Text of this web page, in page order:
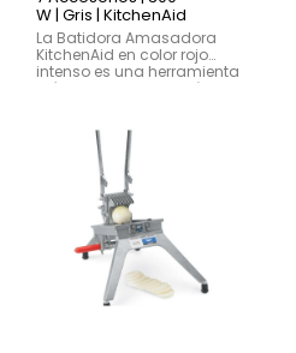
W | Gris | KitchenAid
La Batidora Amasadora
KitchenAid en color rojo
intenso es una herramienta
icónica en la repostería,
chefs y diseñada para
durar generaciones, esta
batidora combina
potencia, versatilidad y un
diseño sofisticado. Su
exclusivo movimiento
orbital garantiza mezclas
homogéneas y perfectas
para cualquier preparación